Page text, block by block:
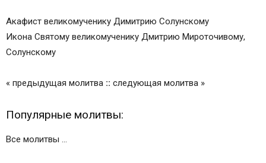
Акафист великомученику Димитрию Солунскому
Икона Святому великомученику Дмитрию Мироточивому,
Солунскому
« предыдущая молитва :: следующая молитва »
Популярные молитвы:
Все молитвы …